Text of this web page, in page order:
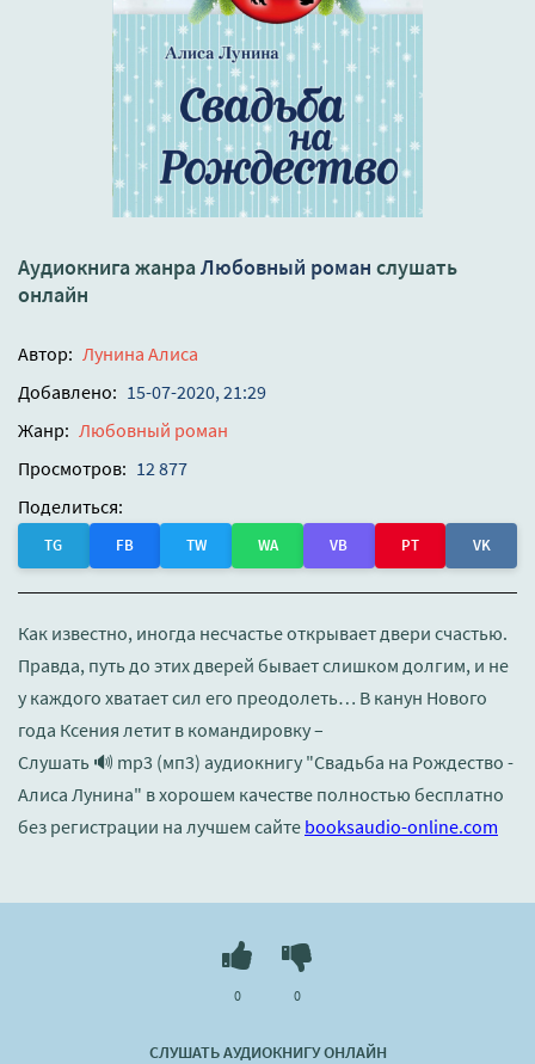
Аудиокнига жанра Любовный роман слушать
онлайн
Автор: Лунина Алиса
Добавлено: 15-07-2020, 21:29
Жанр: Любовный роман
Просмотров: 12 877
Поделиться:
TG FB TW WA VB PT VK
Как известно, иногда несчастье открывает двери счастью.
Правда, путь до этих дверей бывает слишком долгим, и не
у каждого хватает сил его преодолеть… В канун Нового
года Ксения летит в командировку –
Слушать 🔊 mp3 (мп3) аудиокнигу "Свадьба на Рождество -
Алиса Лунина" в хорошем качестве полностью бесплатно
без регистрации на лучшем сайте booksaudio-online.com
СЛУШАТЬ АУДИОКНИГУ ОНЛАЙН
0 0